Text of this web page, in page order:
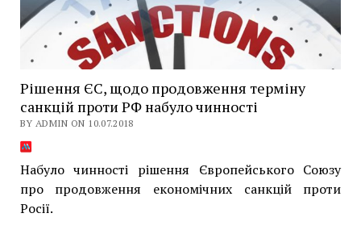
Рішення ЄС, щодо продовження терміну
санкцій проти РФ набуло чинності
BY ADMIN ON 10.07.2018
Набуло чинності рішення Європейського Союзу
про продовження економічних санкцій проти
Росії.